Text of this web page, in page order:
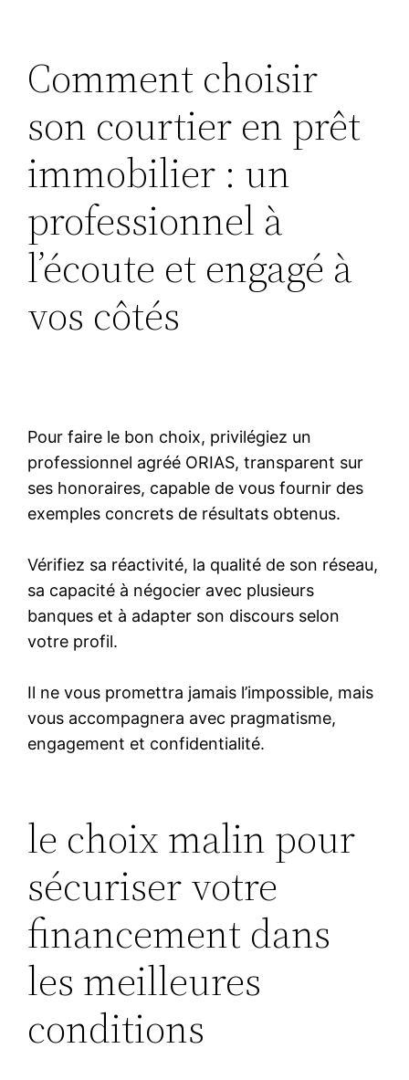
Comment choisir
son courtier en prêt
immobilier : un
professionnel à
l’écoute et engagé à
vos côtés
Pour faire le bon choix, privilégiez un
professionnel agréé ORIAS, transparent sur
ses honoraires, capable de vous fournir des
exemples concrets de résultats obtenus.
Vérifiez sa réactivité, la qualité de son réseau,
sa capacité à négocier avec plusieurs
banques et à adapter son discours selon
votre profil.
Il ne vous promettra jamais l’impossible, mais
vous accompagnera avec pragmatisme,
engagement et confidentialité.
le choix malin pour
sécuriser votre
financement dans
les meilleures
conditions